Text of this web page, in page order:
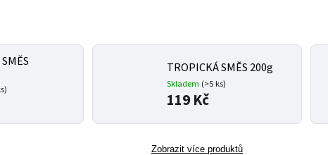
TROPICKÁ SMĚS 200g
Skladem (>5 ks)
119 Kč
Zobrazit více produktů